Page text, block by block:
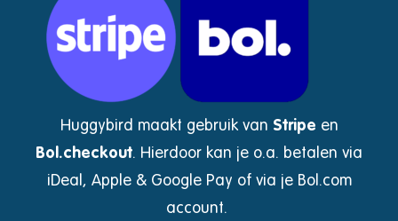
Huggybird maakt gebruik van Stripe en
Bol.checkout. Hierdoor kan je o.a. betalen via
iDeal, Apple & Google Pay of via je Bol.com
account.